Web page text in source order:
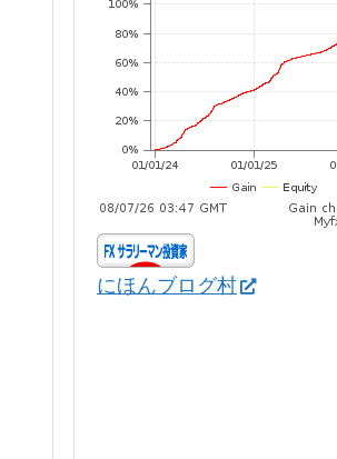
にほんブログ村